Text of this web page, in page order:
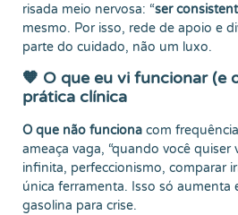
risada meio nervosa: “ser
mesmo. Por isso, rede de apoio e
parte do cuidado, não um luxo.
🧡 O que eu vi funcionar (e
prática clínica
O que não funciona com
ameaça vaga, “quando você quiser
infinita, perfeccionismo, comparar
única ferramenta. Isso só aumenta
gasolina para crise.